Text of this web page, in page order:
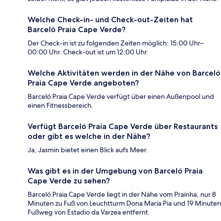
Welche Check-in- und Check-out-Zeiten hat
Barceló Praia Cape Verde?
Der Check-in ist zu folgenden Zeiten möglich: 15:00 Uhr–
00:00 Uhr. Check-out ist um 12:00 Uhr.
Welche Aktivitäten werden in der Nähe von Barceló
Praia Cape Verde angeboten?
Barceló Praia Cape Verde verfügt über einen Außenpool und
einen Fitnessbereich.
Verfügt Barceló Praia Cape Verde über Restaurants
oder gibt es welche in der Nähe?
Ja, Jasmin bietet einen Blick aufs Meer.
Was gibt es in der Umgebung von Barceló Praia
Cape Verde zu sehen?
Barceló Praia Cape Verde liegt in der Nähe vom Praínha, nur 8
Minuten zu Fuß von Leuchtturm Dona María Pia und 19 Minuten
Fußweg von Estadio da Varzea entfernt.